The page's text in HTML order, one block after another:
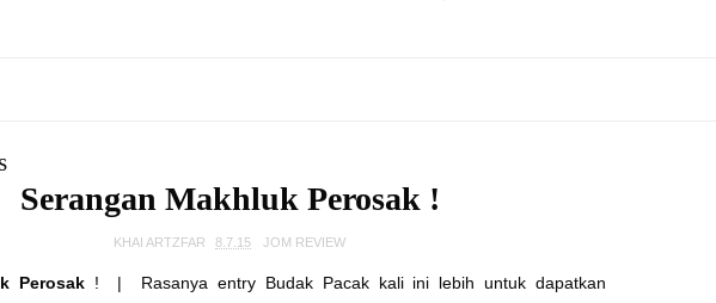
Serangan Makhluk Perosak !
KHAI ARTZFAR 8.7.15 JOM REVIEW
Perosak!
| Rasanya entry Budak Pacak kali ini lebih untuk dapatkan